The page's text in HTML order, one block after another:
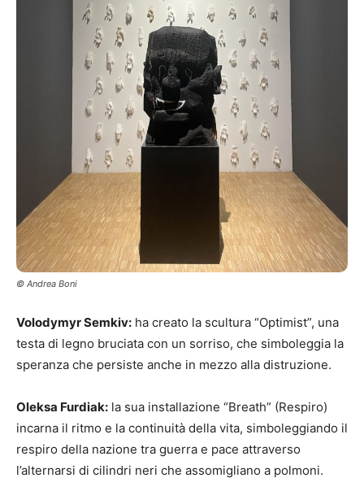
© Andrea Boni
Volodymyr Semkiv: ha creato la scultura “Optimist”, una
testa di legno bruciata con un sorriso, che simboleggia la
speranza che persiste anche in mezzo alla distruzione.
Oleksa Furdiak: la sua installazione “Breath” (Respiro)
incarna il ritmo e la continuità della vita, simboleggiando il
respiro della nazione tra guerra e pace attraverso
l’alternarsi di cilindri neri che assomigliano a polmoni.